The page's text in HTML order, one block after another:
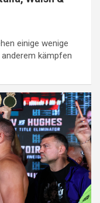
einige wenige
kämpfen